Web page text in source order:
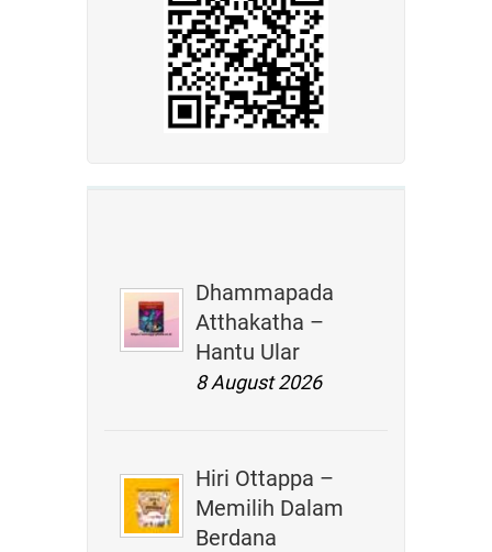
Dhammapada
Atthakatha –
Hantu Ular
8 August 2026
Hiri Ottappa –
Memilih Dalam
Berdana